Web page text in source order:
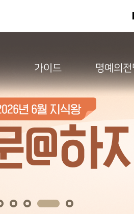
가이드 명예의